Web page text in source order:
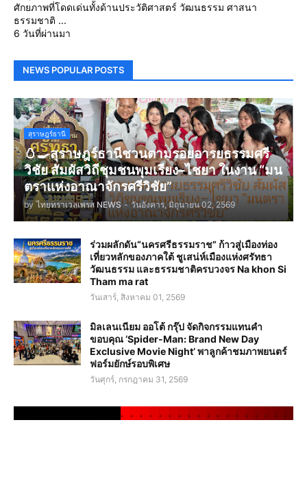
ศักยภาพที่โดดเด่นทั้งด้านประวัติศาสตร์ วัฒนธรรม ศาสนา
ธรรมชาติ ...
6 วันที่ผ่านมา
NEWS POPULAR POSTS
สุราษฎร์ธานี
🥚🍳สุราษฎร์ธานีชวนตามรอยอารยธรรมศรี
วิชัย สัมผัสวิถีชุมชนพุมเรียง–ไชยา ในงาน “มน
ตราแห่งอาณาจักรศรีวิชัย”
by ไทยทราเวลเพรส NEWS - วันอังคาร, มิถุนายน 02, 2569
ร่วมผลักดัน“นครศรีธรรมราช” ก้าวสู่เมืองท่อง
เที่ยวหลักของภาคใต้ ชูเสน่ห์เมืองแห่งศรัทธา
วัฒนธรรม และธรรมชาติครบวงจร Na khon Si
Tham ma rat
วันเสาร์, สิงหาคม 01, 2569
มิลเลนเนียม ออโต้ กรุ๊ป จัดกิจกรรมแทนคำ
ขอบคุณ ‘Spider-Man: Brand New Day
Exclusive Movie Night’ พาลูกค้าชมภาพยนตร์
ฟอร์มยักษ์รอบพิเศษ
วันศุกร์, กรกฎาคม 31, 2569
. . . . . . . . . . . . . . . . . .